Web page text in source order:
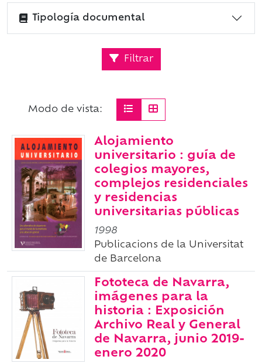
Tipología documental
Filtrar
Modo de vista:
Alojamiento
universitario : guía de
colegios mayores,
complejos residenciales
y residencias
universitarias públicas
1998
Publicacions de la Universitat
de Barcelona
Fototeca de Navarra,
imágenes para la
historia : Exposición
Archivo Real y General
de Navarra, junio 2019-
enero 2020